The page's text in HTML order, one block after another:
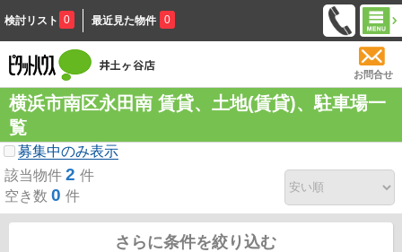
検討リスト 0 最近見た物件 0
お問合せ
横浜市南区永田南 賃貸、土地(賃貸)、駐車場一
覧
募集中のみ表示
該当物件 2 件
空き数 0 件
さらに条件を絞り込む